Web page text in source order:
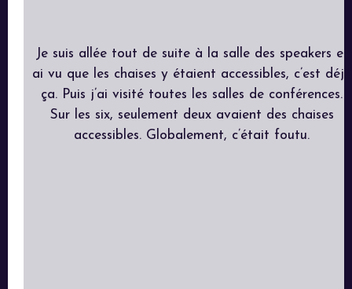
Je suis allée tout de suite à la salle des speakers et
ai vu que les chaises y étaient accessibles, c’est déjà
ça. Puis j’ai visité toutes les salles de conférences.
Sur les six, seulement deux avaient des chaises
accessibles. Globalement, c’était foutu.